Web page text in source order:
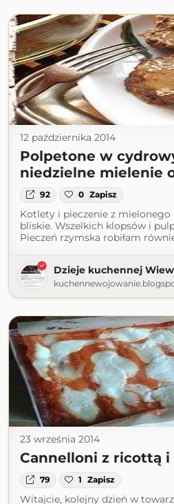
12 października 2014
Polpetone w
niedzielne mielenie
92 0 Zapisz
Kotlety i pieczenie z mielonego
bliskie. Wszelkich klopsów i
Pieczeń rzymska robiłam
Dzieje kuchennej
23 września 2014
Cannelloni z ricottą i
79 1 Zapisz
Witajcie, kolejny dzień w